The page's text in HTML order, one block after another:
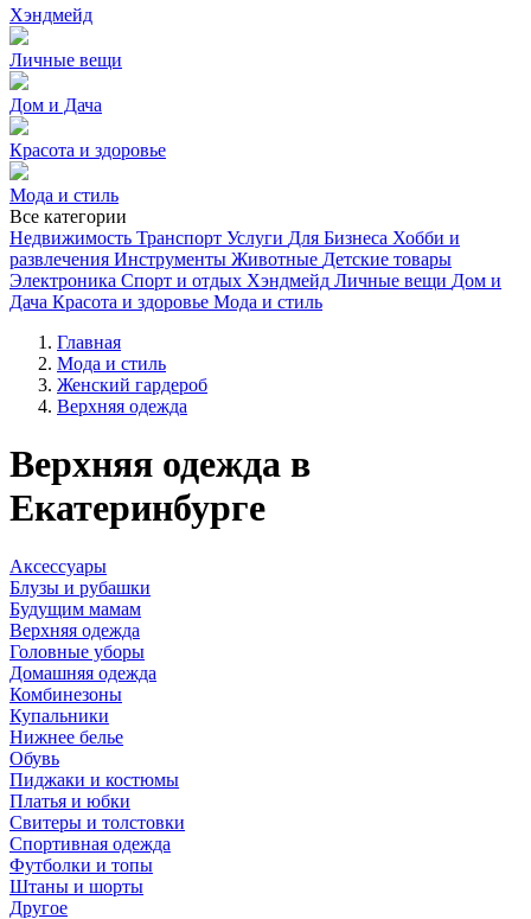
Хэндмейд
Личные вещи
Дом и Дача
Красота и здоровье
Мода и стиль
Все категории
Недвижимость Транспорт Услуги Для Бизнеса Хобби и
развлечения Инструменты Животные Детские товары
Электроника Спорт и отдых Хэндмейд Личные вещи Дом и
Дача Красота и здоровье Мода и стиль
Главная
Мода и стиль
Женский гардероб
Верхняя одежда
Верхняя одежда в
Екатеринбурге
Аксессуары
Блузы и рубашки
Будущим мамам
Верхняя одежда
Головные уборы
Домашняя одежда
Комбинезоны
Купальники
Нижнее белье
Обувь
Пиджаки и костюмы
Платья и юбки
Свитеры и толстовки
Спортивная одежда
Футболки и топы
Штаны и шорты
Другое